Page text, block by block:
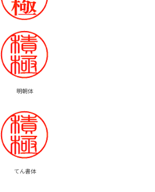
明朝体
てん書体